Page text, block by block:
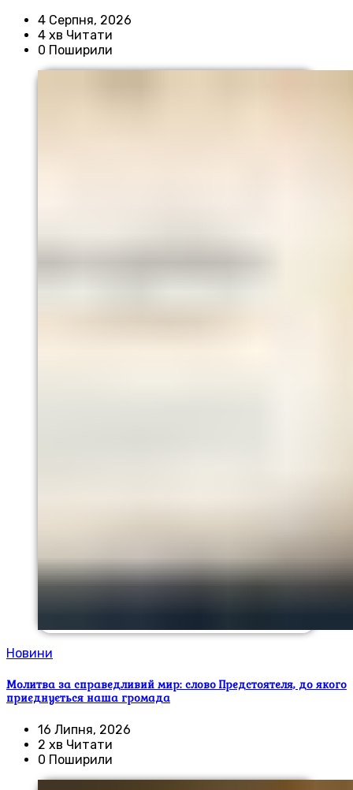
4 Серпня, 2026
4 хв Читати
0 Поширили
Новини
Молитва за справедливий мир: слово Предстоятеля, до якого
приєднується наша громада
16 Липня, 2026
2 хв Читати
0 Поширили